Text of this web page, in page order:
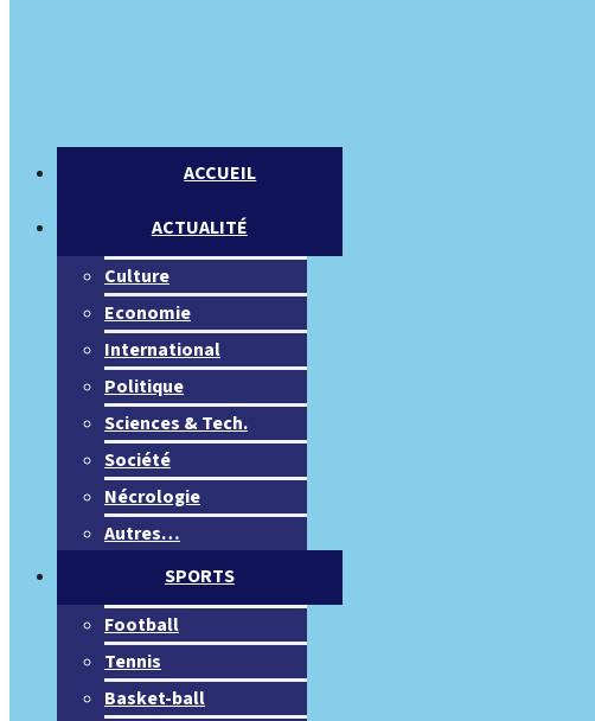
ACCUEIL
ACTUALITÉ
Culture
Economie
International
Politique
Sciences & Tech.
Société
Nécrologie
Autres…
SPORTS
Football
Tennis
Basket-ball